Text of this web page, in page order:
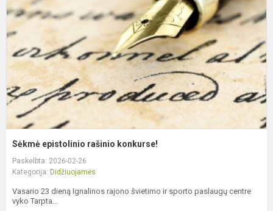
Sėkmė epistolinio rašinio konkurse!
Paskelbta: 2026-02-26
Kategorija: Didžiuojamės
Vasario 23 dieną Ignalinos rajono švietimo ir sporto paslaugų centre
vyko Tarpta...